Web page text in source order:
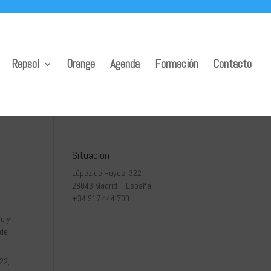
Repsol Orange Agenda Formación Contacto
y
Situación
López de Hoyos, 322
28043 Madrid – España
+34 917 444 700